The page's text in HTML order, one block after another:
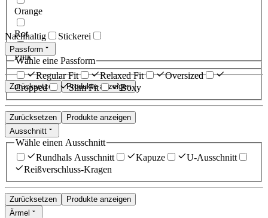
Orange
Rot
Pink
Zurücksetzen Produkte anzeigen
Nachhaltig Stickerei
Passform
Wähle eine Passform
Regular Fit
Relaxed Fit
Oversized
Cropped
Slim Fit Boxy
Zurücksetzen
Produkte anzeigen
Ausschnitt
Wähle einen Ausschnitt
Rundhals Ausschnitt
Kapuze
U-Ausschnitt
Reißverschluss-Kragen
Zurücksetzen
Produkte anzeigen
Ärmel